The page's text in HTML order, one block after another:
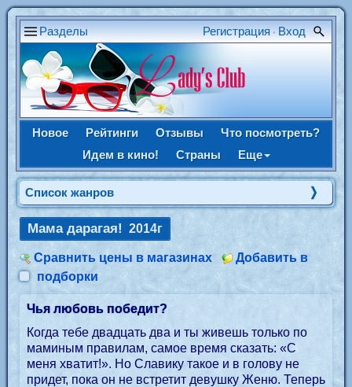
Разделы Регистрация • Вход
Новое Рейтинги Отзывы
Что посмотреть?
Идем в кино!
Страны Еще
Список жанров
Мама дарагая! 2014г
Сравнить цены в магазинах
Добавить в
подборки
Чья любовь победит?
Когда тебе двадцать два и ты живешь только по
маминым правилам, самое время сказать: «С
меня хватит!». Но Славику такое и в голову не
придет, пока он не встретит девушку Женю. Теперь